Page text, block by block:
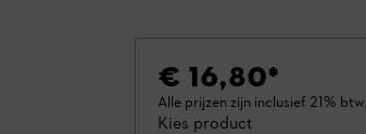
€ 16,80*
Alle prijzen zijn inclusief 21% btw.
Kies product